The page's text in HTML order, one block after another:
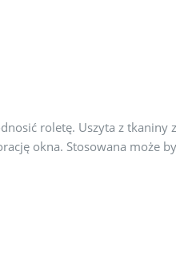
roletę. Uszyta z tkaniny
okna. Stosowana może